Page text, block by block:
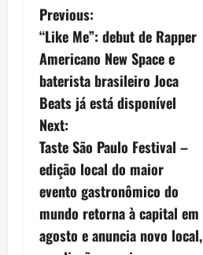
P
o
s
t
n
a
v
Previous:
“Like Me”: debut de Rapper
Americano New Space e
baterista brasileiro Joca
Beats já está disponível
Next:
Taste São Paulo Festival –
edição local do maior
evento gastronômico do
mundo retorna à capital em
agosto e anuncia novo local,